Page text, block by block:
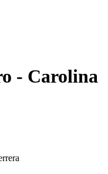
- Carolina